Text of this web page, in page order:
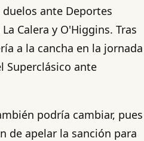
ante Deportes
Calera y O'Higgins. Tras
a la cancha en la jornada
Superclásico ante
podría cambiar, pues
de apelar la sanción para